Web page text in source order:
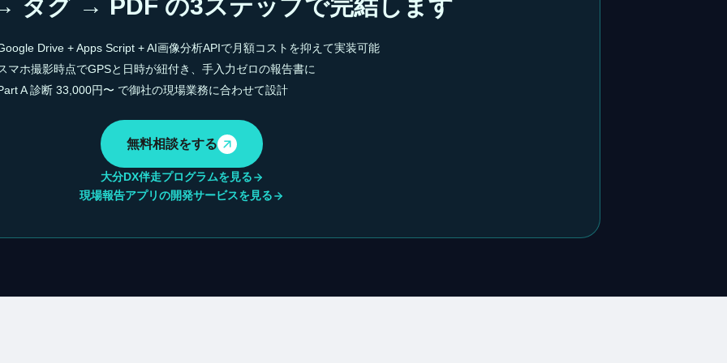
タグ → PDF の3ステップで完結します
Drive + Apps Script + AI画像分析APIで月額コストを抑えて実装可能
マホ撮影時点でGPSと日時が紐付き、手入力ゼロの報告書に
A 診断 33,000円〜 で御社の現場業務に合わせて設計
無料相談をする
大分DX伴走プログラムを見る
現場報告アプリの開発サービスを見る